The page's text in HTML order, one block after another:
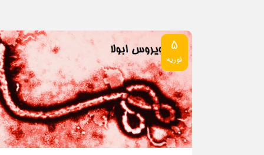
5
فوریه